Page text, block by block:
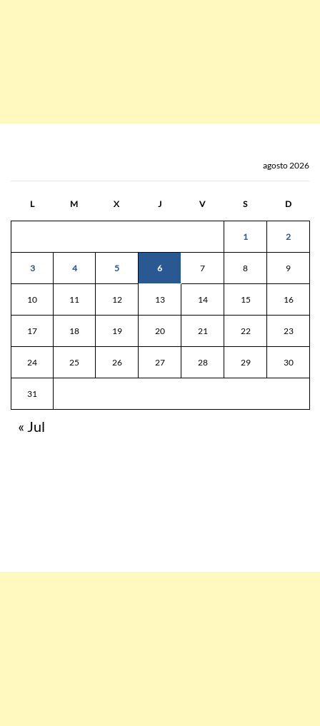
agosto 2026
L M X J V S D
1 2
3 4 5 6 7 8 9
10 11 12 13 14 15 16
17 18 19 20 21 22 23
24 25 26 27 28 29 30
31
« Jul